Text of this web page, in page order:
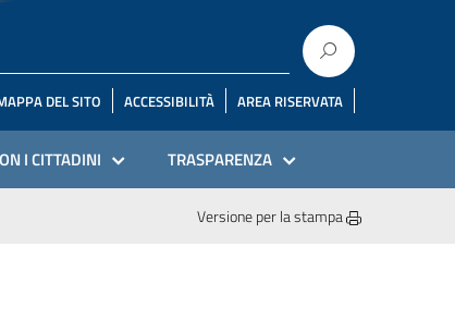
DEL SITO ACCESSIBILITÀ AREA RISERVATA
I CITTADINI TRASPARENZA
Versione per la stampa